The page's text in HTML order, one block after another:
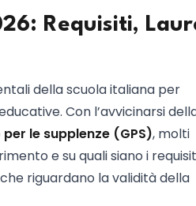
Requisiti,
della scuola italiana per
Con l’avvicinarsi
le supplenze (GPS), molti
e su quali siano i
riguardano la validità della